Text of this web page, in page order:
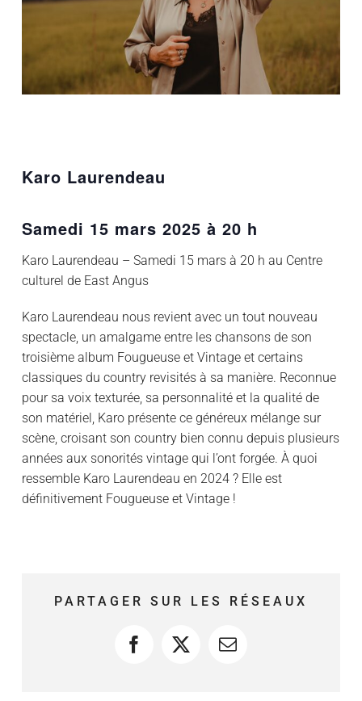
Karo Laurendeau
Samedi 15 mars 2025 à 20 h
Karo Laurendeau – Samedi 15 mars à 20 h au Centre
culturel de East Angus
Karo Laurendeau nous revient avec un tout nouveau
spectacle, un amalgame entre les chansons de son
troisième album Fougueuse et Vintage et certains
classiques du country revisités à sa manière. Reconnue
pour sa voix texturée, sa personnalité et la qualité de
son matériel, Karo présente ce généreux mélange sur
scène, croisant son country bien connu depuis plusieurs
années aux sonorités vintage qui l’ont forgée. À quoi
ressemble Karo Laurendeau en 2024 ? Elle est
définitivement Fougueuse et Vintage !
PARTAGER SUR LES RÉSEAUX
Facebook
X Courriel